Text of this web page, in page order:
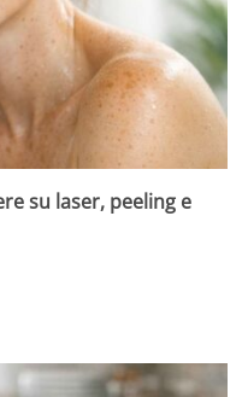
su laser, peeling e